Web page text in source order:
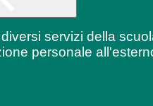
servizi della
personale